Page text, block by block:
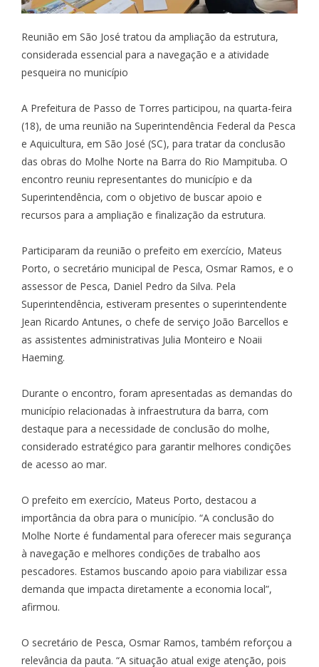
Reunião em São José tratou da ampliação da estrutura,
considerada essencial para a navegação e a atividade
pesqueira no município
A Prefeitura de Passo de Torres participou, na quarta-feira
(18), de uma reunião na Superintendência Federal da Pesca
e Aquicultura, em São José (SC), para tratar da conclusão
das obras do Molhe Norte na Barra do Rio Mampituba. O
encontro reuniu representantes do município e da
Superintendência, com o objetivo de buscar apoio e
recursos para a ampliação e finalização da estrutura.
Participaram da reunião o prefeito em exercício, Mateus
Porto, o secretário municipal de Pesca, Osmar Ramos, e o
assessor de Pesca, Daniel Pedro da Silva. Pela
Superintendência, estiveram presentes o superintendente
Jean Ricardo Antunes, o chefe de serviço João Barcellos e
as assistentes administrativas Julia Monteiro e Noaii
Haeming.
Durante o encontro, foram apresentadas as demandas do
município relacionadas à infraestrutura da barra, com
destaque para a necessidade de conclusão do molhe,
considerado estratégico para garantir melhores condições
de acesso ao mar.
O prefeito em exercício, Mateus Porto, destacou a
importância da obra para o município. “A conclusão do
Molhe Norte é fundamental para oferecer mais segurança
à navegação e melhores condições de trabalho aos
pescadores. Estamos buscando apoio para viabilizar essa
demanda que impacta diretamente a economia local”,
afirmou.
O secretário de Pesca, Osmar Ramos, também reforçou a
relevância da pauta. “A situação atual exige atenção, pois